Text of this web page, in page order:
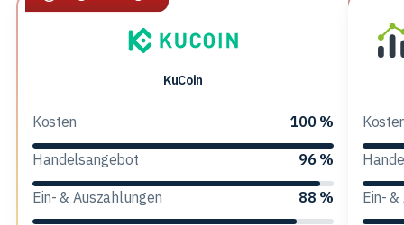
Banking
Trading
KuCoinKuCoin
Kosten 100 %
Handelsangebot 96 %
Ein- & Auszahlungen 88 % Ein-